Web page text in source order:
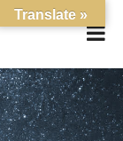
Translate »